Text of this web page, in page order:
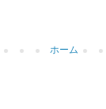
ホーム